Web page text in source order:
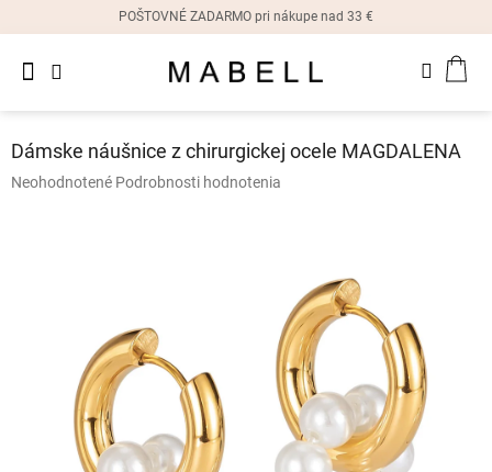
POŠTOVNÉ ZADARMO pri nákupe nad 33 €
Dámske
náušnice
Dámske
hodinky
Ostatné
Dámske náušnice z chirurgickej ocele MAGDALENA
Priemerné
Neohodnotené Podrobnosti hodnotenia